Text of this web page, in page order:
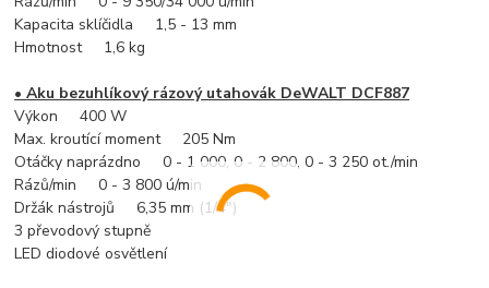
Kapacita sklíčidla 1,5 - 13 mm
Hmotnost 1,6 kg
•Aku bezuhlíkový rázový utahovák DeWALT DCF887
Výkon 400 W
Max. kroutící moment 205 Nm
Otáčky naprázdno 0 - 1 000, 0 - 2 800, 0 - 3 250 ot./min
Rázů/min 0 - 3 800 ú/min
Držák nástrojů 6,35 mm (1/4")
3 převodový stupně
LED diodové osvětlení